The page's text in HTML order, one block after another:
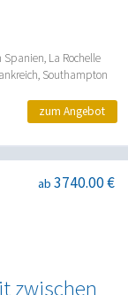
La Rochelle
Southampton
zum Angebot
zwischen
ab 3740.00 €